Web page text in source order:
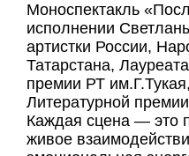
Моноспектакль
исполнении
артистки России,
Татарстана,
премии РТ
Литературной
Каждая сцена — это
живое